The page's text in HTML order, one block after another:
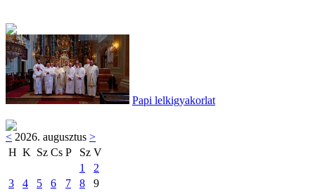
Papi lelkigyakorlat
< 2026. augusztus >
H K Sz Cs P Sz V
1
2
3
4 5 6 7 8
9